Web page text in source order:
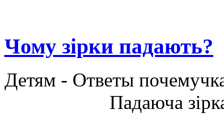
Чому зірки падають?
Детям - Ответы
Падаюча